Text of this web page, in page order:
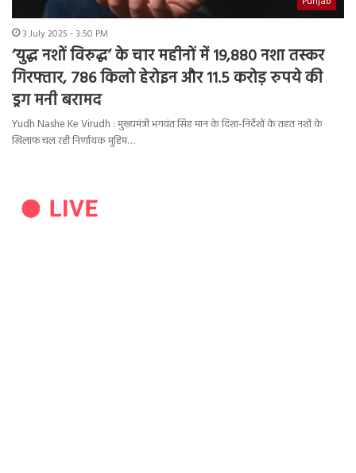
3 July 2025 - 3:50 PM
‘युद्ध नशों विरुद्ध’ के चार महीनों में 19,880 नशा तस्कर
गिरफ्तार, 786 किलो हेरोइन और 11.5 करोड़ रुपये की
ड्रग मनी बरामद
Yudh Nashe Ke Virudh : मुख्यमंत्री भगवंत सिंह मान के दिशा-निर्देशों के तहत नशों के
खिलाफ चल रही निर्णायक मुहिम…